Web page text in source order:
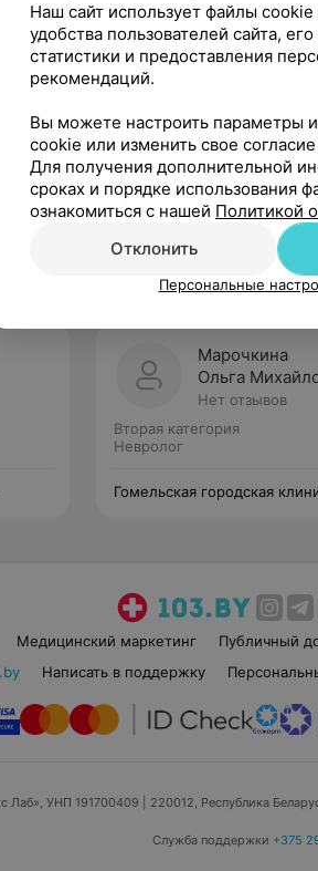
Марочкина
Ольга
Нет отзывов
Вторая категория
Невролог
Гомельская городская
Медицинский маркетинг Публичный
Написать в поддержку
Лаб», УНП 191700409 | 220012, Республика
Служба поддержки +375
Наш сайт использует файлы
удобства пользователей сайта,
статистики и предоставления
рекомендаций.
Вы можете настроить параметры
cookie или изменить свое
Для получения дополнительной
сроках и порядке использования
ознакомиться с нашей Политикой
Отклонить
Персональные